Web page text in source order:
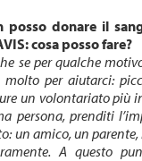
posso donare il
cosa posso fare?
se per qualche
molto per aiutarci:
un volontariato più
persona, prenditi
un amico, un
A questo